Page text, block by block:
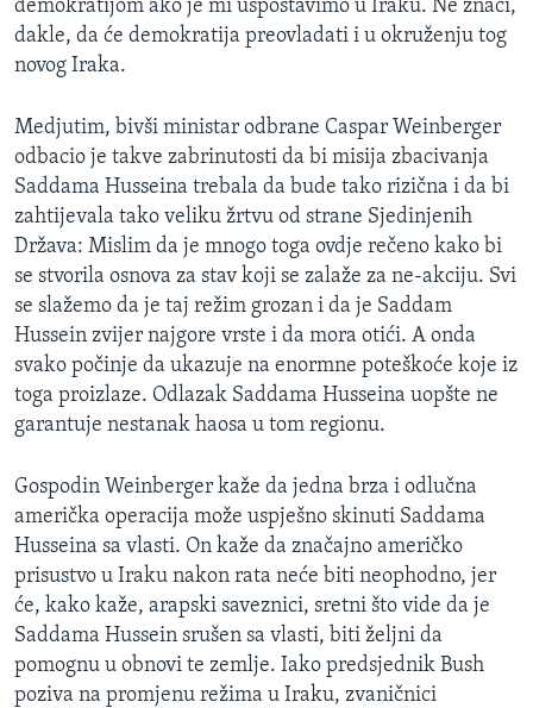
demokratijom ako je mi uspostavimo u Iraku. Ne znači,
dakle, da će demokratija preovladati i u okruženju tog
novog Iraka.
Medjutim, bivši ministar odbrane Caspar Weinberger
odbacio je takve zabrinutosti da bi misija zbacivanja
Saddama Husseina trebala da bude tako rizična i da bi
zahtijevala tako veliku žrtvu od strane Sjedinjenih
Država: Mislim da je mnogo toga ovdje rečeno kako bi
se stvorila osnova za stav koji se zalaže za ne-akciju. Svi
se slažemo da je taj režim grozan i da je Saddam
Hussein zvijer najgore vrste i da mora otići. A onda
svako počinje da ukazuje na enormne poteškoće koje iz
toga proizlaze. Odlazak Saddama Husseina uopšte ne
garantuje nestanak haosa u tom regionu.
Gospodin Weinberger kaže da jedna brza i odlučna
američka operacija može uspješno skinuti Saddama
Husseina sa vlasti. On kaže da značajno američko
prisustvo u Iraku nakon rata neće biti neophodno, jer
će, kako kaže, arapski saveznici, sretni što vide da je
Saddama Hussein srušen sa vlasti, biti željni da
pomognu u obnovi te zemlje. Iako predsjednik Bush
poziva na promjenu režima u Iraku, zvaničnici